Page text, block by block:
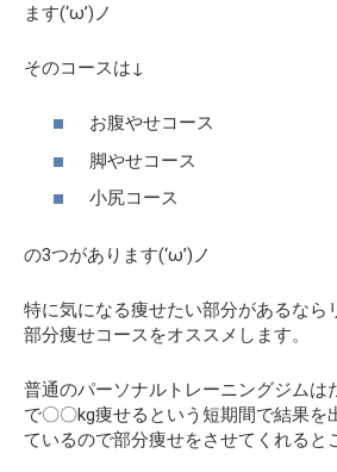
ます(‘ω’)ノ
そのコースは↓
お腹やせコース
脚やせコース
小尻コース
の3つがあります(‘ω’)ノ
特に気になる痩せたい部分があるなら
部分痩せコースをオススメします。
普通のパーソナルトレーニングジムは
で〇〇kg痩せるという短期間で結果を
ているので部分痩せをさせてくれると